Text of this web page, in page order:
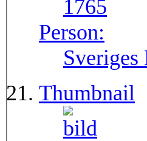
1765
Person:
Thumbnail